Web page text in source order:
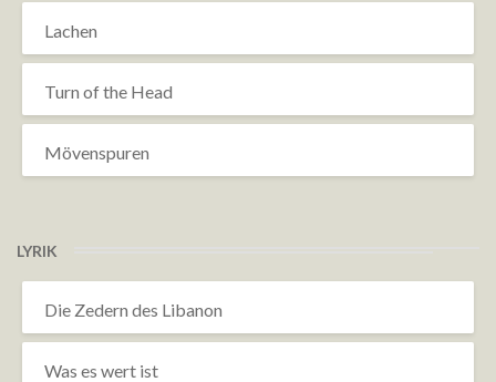
Lachen
Turn of the Head
Mövenspuren
LYRIK
Die Zedern des Libanon
Was es wert ist